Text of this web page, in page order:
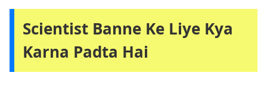
Scientist Banne Ke Liye Kya
Karna Padta Hai